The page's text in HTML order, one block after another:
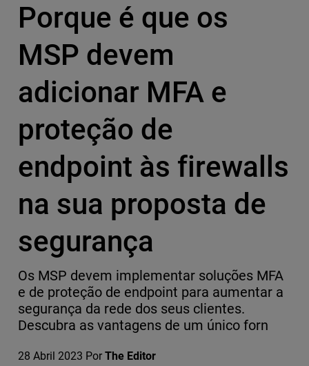
Porque é que os
MSP devem
adicionar MFA e
proteção de
endpoint às firewalls
na sua proposta de
segurança
Os MSP devem implementar soluções MFA
e de proteção de endpoint para aumentar a
segurança da rede dos seus clientes.
Descubra as vantagens de um único forn
28 Abril 2023 Por The Editor